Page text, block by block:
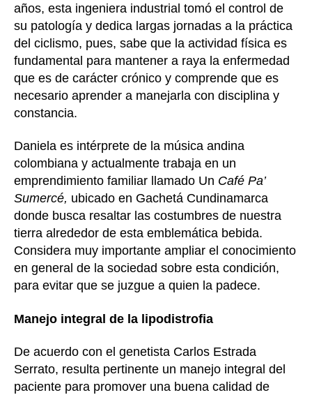
años, esta ingeniera industrial tomó el control de
su patología y dedica largas jornadas a la práctica
del ciclismo, pues, sabe que la actividad física es
fundamental para mantener a raya la enfermedad
que es de carácter crónico y comprende que es
necesario aprender a manejarla con disciplina y
constancia.
Daniela es intérprete de la música andina
colombiana y actualmente trabaja en un
emprendimiento familiar llamado Un Café Pa’
Sumercé, ubicado en Gachetá Cundinamarca
donde busca resaltar las costumbres de nuestra
tierra alrededor de esta emblemática bebida.
Considera muy importante ampliar el conocimiento
en general de la sociedad sobre esta condición,
para evitar que se juzgue a quien la padece.
Manejo integral de la lipodistrofia
De acuerdo con el genetista Carlos Estrada
Serrato, resulta pertinente un manejo integral del
paciente para promover una buena calidad de